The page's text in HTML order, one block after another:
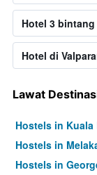
Hotel 3 bintang
Hotel di
Lawat
Hostels in Kuala
Hostels in
Hostels in